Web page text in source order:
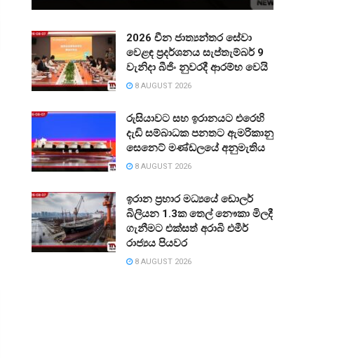
2026 චීන ජාත්‍යන්තර සේවා
වෙළඳ ප්‍රදර්ශනය සැප්තැම්බර් 9
වැනිදා බීජිං නුවරදී ආරම්භ වෙයි
8 AUGUST 2026
රුසියාවට සහ ඉරානයට එරෙහි
දැඩි සම්බාධක පනතට ඇමරිකානු
සෙනෙට් මණ්ඩලයේ අනුමැතිය
8 AUGUST 2026
ඉරාන ප්‍රහාර මධ්‍යයේ ඩොලර්
බිලියන 1.3ක තෙල් නෞකා මිලදී
ගැනීමට එක්සත් අරාබි එමීර්
රාජ්‍යය පියවර
8 AUGUST 2026